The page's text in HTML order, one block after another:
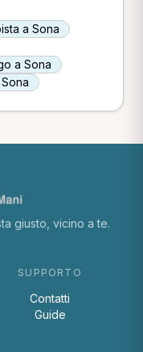
a Sona
a Sona
giusto, vicino a te.
SUPPORTO
Contatti
Guide